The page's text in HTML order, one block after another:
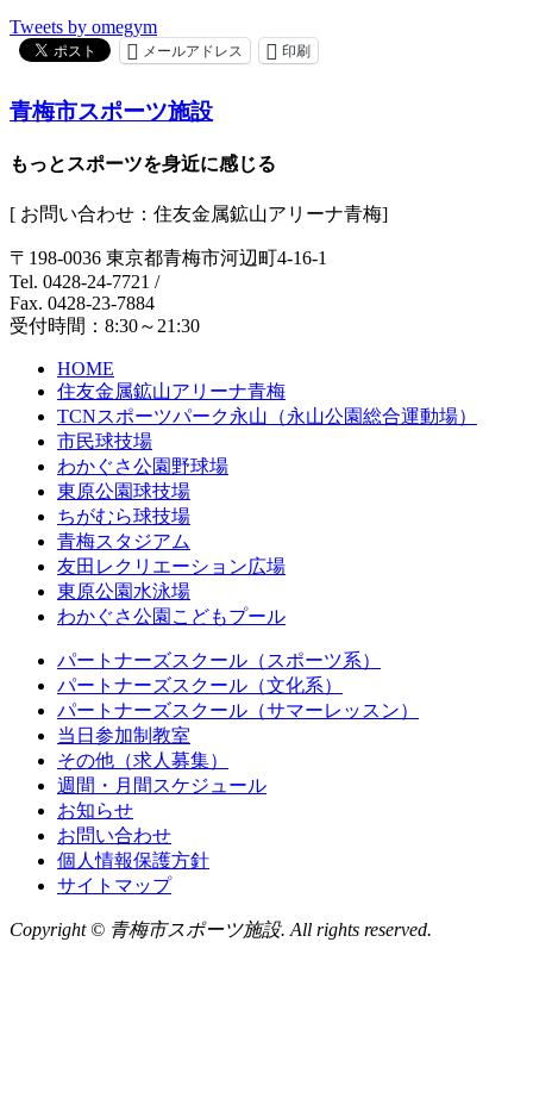
Tweets by omegym
メールアドレス
印刷
青梅市スポーツ施設
もっとスポーツを身近に感じる
[ お問い合わせ：住友金属鉱山アリーナ青梅]
〒198-0036 東京都青梅市河辺町4-16-1
Tel. 0428-24-7721 /
Fax. 0428-23-7884
受付時間：8:30～21:30
HOME
住友金属鉱山アリーナ青梅
TCNスポーツパーク永山（永山公園総合運動場）
市民球技場
わかぐさ公園野球場
東原公園球技場
ちがむら球技場
青梅スタジアム
友田レクリエーション広場
東原公園水泳場
わかぐさ公園こどもプール
パートナーズスクール（スポーツ系）
パートナーズスクール（文化系）
パートナーズスクール（サマーレッスン）
当日参加制教室
その他（求人募集）
週間・月間スケジュール
お知らせ
お問い合わせ
個人情報保護方針
サイトマップ
Copyright © 青梅市スポーツ施設. All rights reserved.